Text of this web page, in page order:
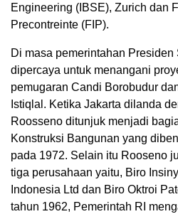
Engineering (IBSE), Zurich dan
Precontreinte (FIP).
Di masa pemerintahan
dipercaya untuk menangani
pemugaran Candi Borobudur
Istiqlal. Ketika Jakarta dilanda
Roosseno ditunjuk menjadi
Konstruksi Bangunan yang
pada 1972. Selain itu Rooseno
tiga perusahaan yaitu, Biro
Indonesia Ltd dan Biro Oktroi
tahun 1962, Pemerintah RI